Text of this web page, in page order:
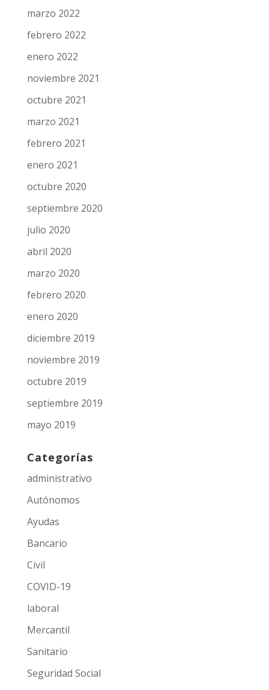
marzo 2022
febrero 2022
enero 2022
noviembre 2021
octubre 2021
marzo 2021
febrero 2021
enero 2021
octubre 2020
septiembre 2020
julio 2020
abril 2020
marzo 2020
febrero 2020
enero 2020
diciembre 2019
noviembre 2019
octubre 2019
septiembre 2019
mayo 2019
Categorías
administrativo
Autónomos
Ayudas
Bancario
Civil
COVID-19
laboral
Mercantil
Sanitario
Seguridad Social